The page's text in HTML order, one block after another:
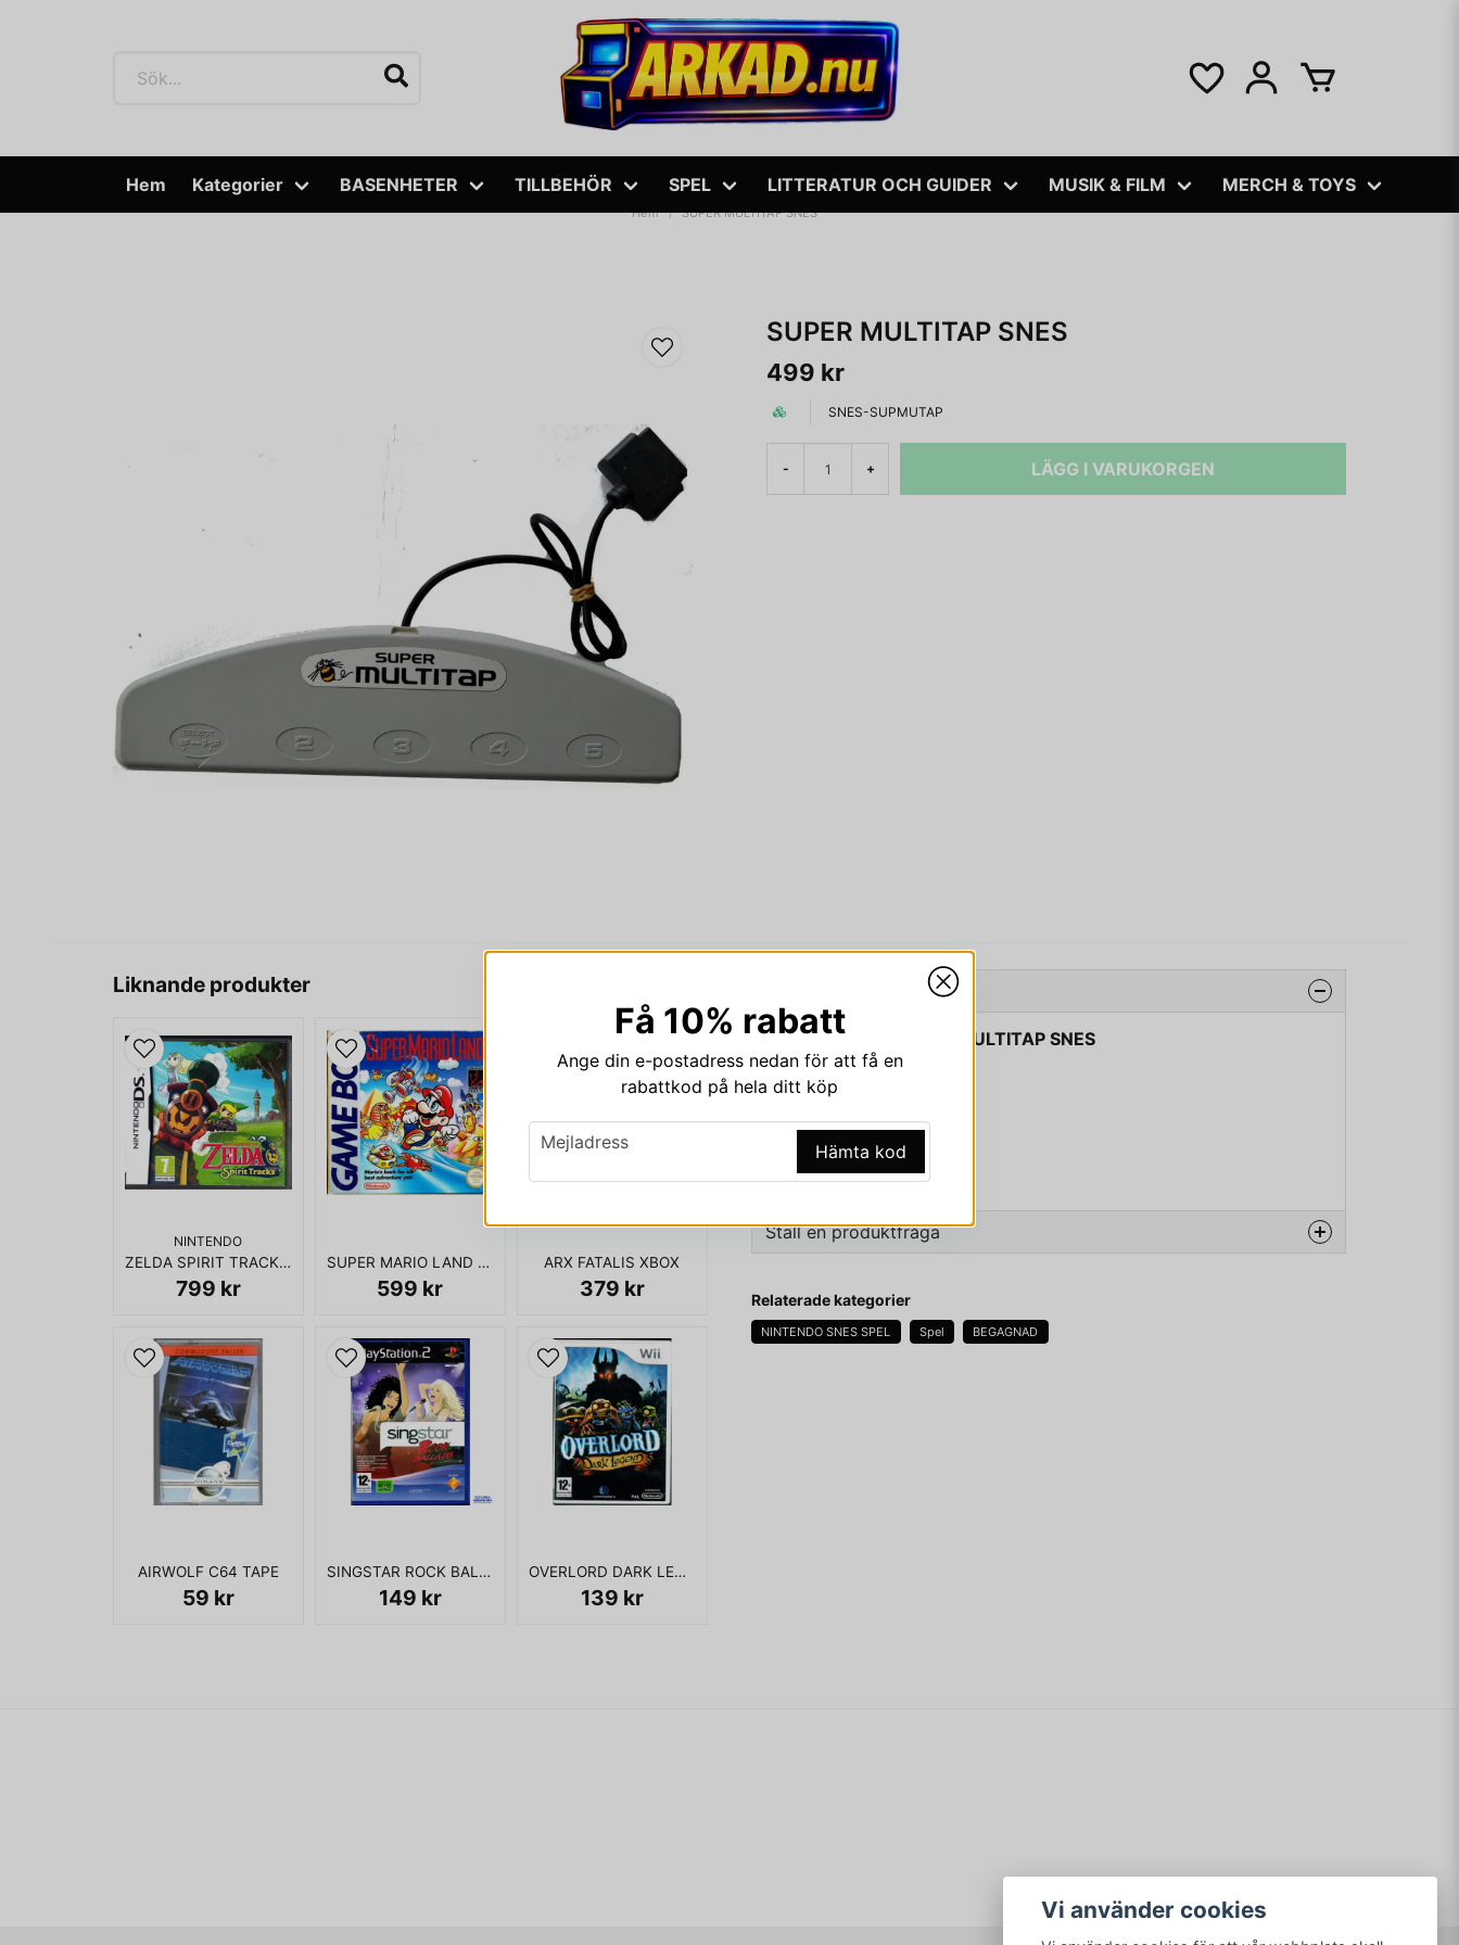
Hem Kategorier BASENHETER TILLBEHÖR SPEL LITTERATUR OCH GUIDER MUSIK & FILM MERCH & TOYS
Hem SUPER MULTITAP SNES
SUPER MULTITAP SNES
499 kr
SNES-SUPMUTAP
- + LÄGG I VARUKORGEN
Liknande produkter
NINTENDO
ZELDA SPIRIT TRACKS DS
799 kr
SUPER MARIO LAND GAMEBOY SCN
599 kr
ARX FATALIS XBOX
379 kr
AIRWOLF C64 TAPE
59 kr
SINGSTAR ROCK BALLADS PS2
149 kr
OVERLORD DARK LEGEND WII
139 kr
Beskrivning av SUPER MULTITAP SNES
SUPER MULTITAP SNES
ENDAST ENHET
Ställ en produktfråga
Fråga oss något om denna produkten...
Relaterade kategorier
NINTENDO SNES SPEL Spel BEGAGNAD
Få 10% rabatt
Ange din e-postadress nedan för att få en
rabattkod på hela ditt köp
email
Mejladress Hämta kod
Vi använder cookies